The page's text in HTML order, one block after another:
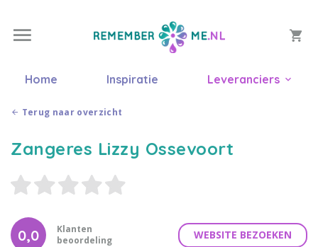
Home Inspiratie Leveranciers
Terug naar overzicht
Zangeres Lizzy Ossevoort
Klanten
beoordeling
0,0 WEBSITE BEZOEKEN